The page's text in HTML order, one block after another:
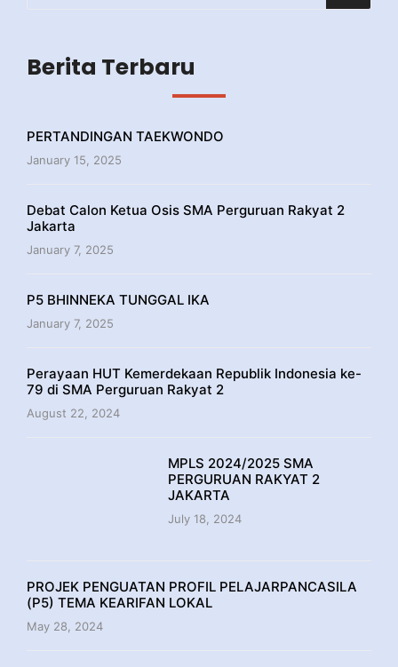
Berita Terbaru
PERTANDINGAN TAEKWONDO
January 15, 2025
Debat Calon Ketua Osis SMA Perguruan Rakyat 2
Jakarta
January 7, 2025
P5 BHINNEKA TUNGGAL IKA
January 7, 2025
Perayaan HUT Kemerdekaan Republik Indonesia ke-
79 di SMA Perguruan Rakyat 2
August 22, 2024
MPLS 2024/2025 SMA
PERGURUAN RAKYAT 2
JAKARTA
July 18, 2024
PROJEK PENGUATAN PROFIL PELAJARPANCASILA
(P5) TEMA KEARIFAN LOKAL
May 28, 2024